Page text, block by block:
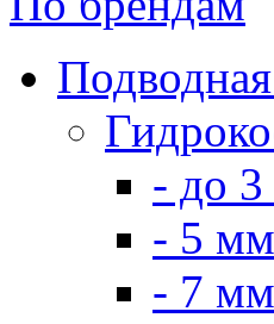
- до
- 5 мм
- 7 мм